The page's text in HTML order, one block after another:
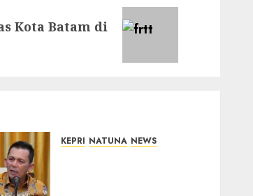
Kota Batam di
KEPRI NATUNA NEWS